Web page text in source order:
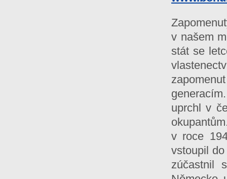
v našem
stát se
uprchl v
v roce
vstoupil
zúčastnil